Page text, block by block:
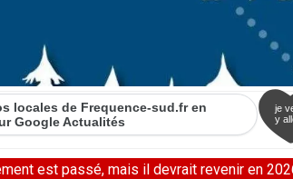
locales de Frequence-sud.fr en
Google Actualités
je
y
est passé, mais il devrait revenir en